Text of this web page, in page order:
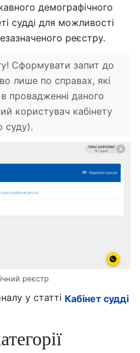
демографічного
судді для можливості
реєстру.
Сформувати запит до
лише по справах, які
провадженні даного
користувач кабінету
суду).
реєстр
у статті Кабінет судді